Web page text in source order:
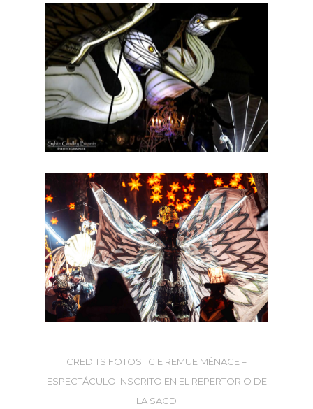
CREDITS FOTOS : CIE REMUE MÉNAGE –
ESPECTÁCULO INSCRITO EN EL REPERTORIO DE
LA SACD